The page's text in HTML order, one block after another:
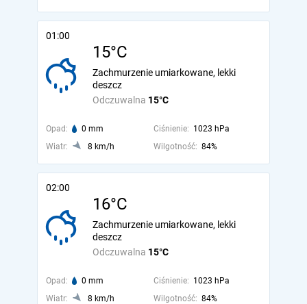
01:00
15°C
Odczuwalna 15°C
Zachmurzenie umiarkowane, lekki
deszcz
Opad: 0 mm Ciśnienie: 1023 hPa
Wiatr:
8 km/h Wilgotność: 84%
02:00
16°C
Odczuwalna 15°C
Zachmurzenie umiarkowane, lekki
deszcz
Opad: 0 mm Ciśnienie: 1023 hPa
Wiatr:
8 km/h Wilgotność: 84%